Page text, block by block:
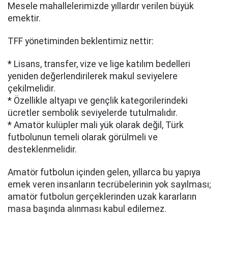
Mesele mahallelerimizde yıllardır verilen büyük
emektir.
TFF yönetiminden beklentimiz nettir:
* Lisans, transfer, vize ve lige katılım bedelleri
yeniden değerlendirilerek makul seviyelere
çekilmelidir.
* Özellikle altyapı ve gençlik kategorilerindeki
ücretler sembolik seviyelerde tutulmalıdır.
* Amatör kulüpler mali yük olarak değil, Türk
futbolunun temeli olarak görülmeli ve
desteklenmelidir.
Amatör futbolun içinden gelen, yıllarca bu yapıya
emek veren insanların tecrübelerinin yok sayılması;
amatör futbolun gerçeklerinden uzak kararların
masa başında alınması kabul edilemez.